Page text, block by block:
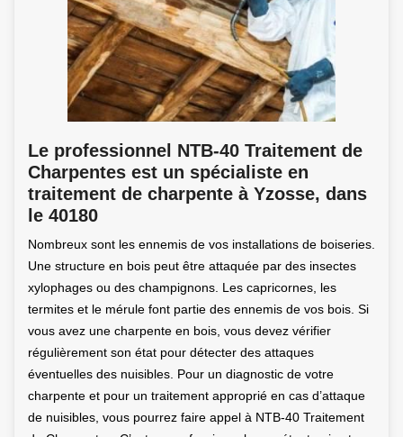
Le professionnel NTB-40 Traitement de
Charpentes est un spécialiste en
traitement de charpente à Yzosse, dans
le 40180
Nombreux sont les ennemis de vos installations de boiseries.
Une structure en bois peut être attaquée par des insectes
xylophages ou des champignons. Les capricornes, les
termites et le mérule font partie des ennemis de vos bois. Si
vous avez une charpente en bois, vous devez vérifier
régulièrement son état pour détecter des attaques
éventuelles des nuisibles. Pour un diagnostic de votre
charpente et pour un traitement approprié en cas d’attaque
de nuisibles, vous pourrez faire appel à NTB-40 Traitement